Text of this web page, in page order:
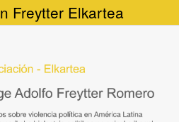
Freytter Elkartea